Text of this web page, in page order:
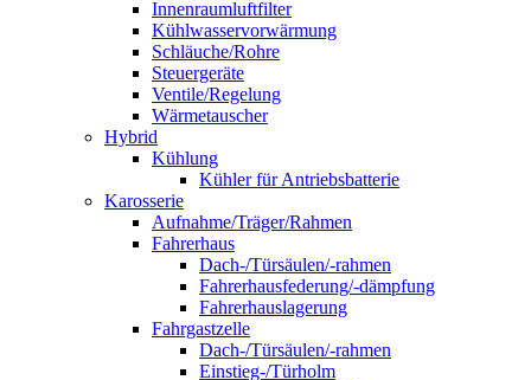
Innenraumluftfilter
Kühlwasservorwärmung
Schläuche/Rohre
Steuergeräte
Ventile/Regelung
Wärmetauscher
Hybrid
Kühlung
Kühler für Antriebsbatterie
Karosserie
Aufnahme/Träger/Rahmen
Fahrerhaus
Dach-/Türsäulen/-rahmen
Fahrerhausfederung/-dämpfung
Fahrerhauslagerung
Fahrgastzelle
Dach-/Türsäulen/-rahmen
Einstieg-/Türholm